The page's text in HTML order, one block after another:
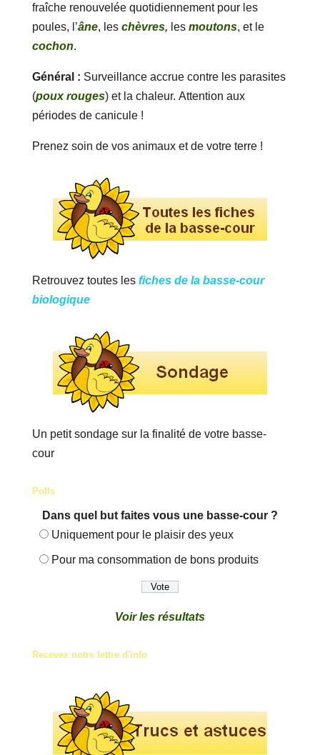
fraîche renouvelée quotidiennement pour les
poules, l’âne, les chèvres, les moutons, et le
cochon.
Général : Surveillance accrue contre les parasites
(poux rouges) et la chaleur. Attention aux
périodes de canicule !
Prenez soin de vos animaux et de votre terre !
Retrouvez toutes les fiches de la basse-cour
biologique
Un petit sondage sur la finalité de votre basse-
cour
Polls
Dans quel but faites vous une basse-cour ?
Uniquement pour le plaisir des yeux
Pour ma consommation de bons produits
Voir les résultats
Recevez notre lettre d'info